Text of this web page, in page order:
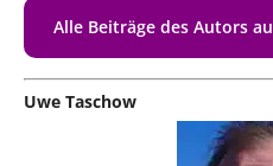
Alle Beiträge des Autors
Uwe Taschow